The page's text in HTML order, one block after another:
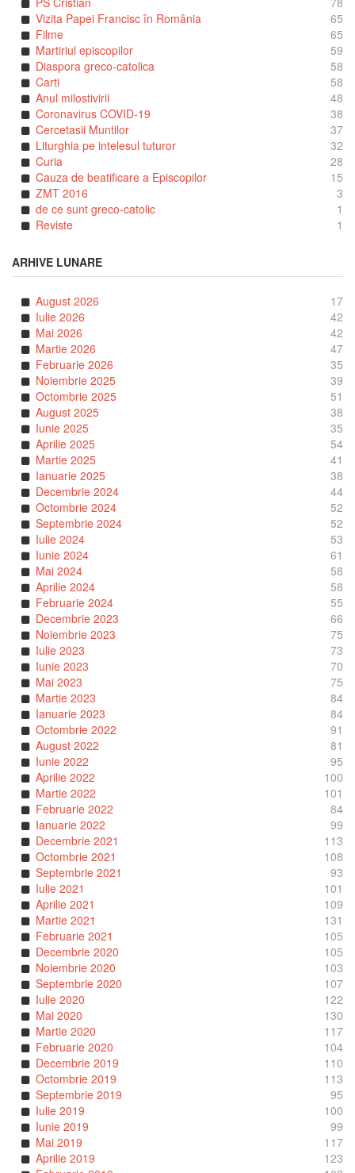
Vizita Papei Francisc în România
65
Filme
65
Martiriul episcopilor
59
Diaspora greco-catolica
58
Carti
58
Anul milostivirii
48
Coronavirus COVID-19
38
Cercetasii Muntilor
37
Liturghia pe intelesul tuturor
32
Curia
28
Cauza de beatificare a Episcopilor
15
ZMT 2016
3
de ce sunt greco-catolic
1
Reviste
1
ARHIVE LUNARE
August 2026
17
Iulie 2026
42
Mai 2026
42
Martie 2026
47
Februarie 2026
35
Noiembrie 2025
39
Octombrie 2025
51
August 2025
38
Iunie 2025
35
Aprilie 2025
54
Martie 2025
41
Ianuarie 2025
38
Decembrie 2024
44
Octombrie 2024
52
Septembrie 2024
52
Iulie 2024
53
Iunie 2024
61
Mai 2024
58
Aprilie 2024
58
Februarie 2024
55
Decembrie 2023
66
Noiembrie 2023
75
Iulie 2023
73
Iunie 2023
70
Mai 2023
75
Martie 2023
84
Ianuarie 2023
84
Octombrie 2022
91
August 2022
81
Iunie 2022
95
Aprilie 2022
100
Martie 2022
101
Februarie 2022
84
Ianuarie 2022
99
Decembrie 2021
113
Octombrie 2021
108
Septembrie 2021
93
Iulie 2021
101
Aprilie 2021
109
Martie 2021
131
Februarie 2021
105
Decembrie 2020
105
Noiembrie 2020
103
Septembrie 2020
107
Iulie 2020
122
Mai 2020
130
Martie 2020
117
Februarie 2020
104
Decembrie 2019
110
Octombrie 2019
113
Septembrie 2019
95
Iulie 2019
100
Iunie 2019
99
Mai 2019
117
Aprilie 2019
123